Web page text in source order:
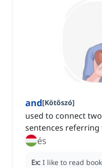
and[Kötőszó]
used to connect
sentences
és
Ex: I like to read